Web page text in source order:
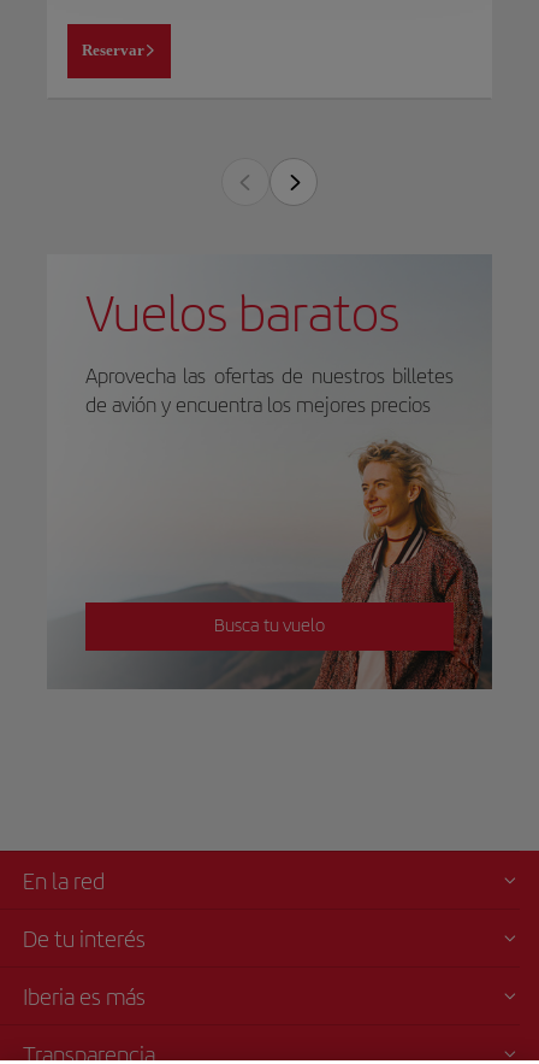
Reservar
Vuelos baratos
Aprovecha las ofertas de nuestros billetes
de avión y encuentra los mejores precios
Busca tu vuelo
En la red
De tu interés
Iberia es más
Transparencia